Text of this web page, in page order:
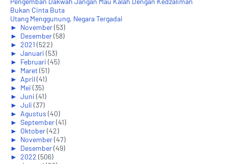
Bukan Cinta Buta
Utang Menggunung, Negara Tergadai
► November(53)
► Desember(58)
► 2021 (522)
► Januari (53)
► Februari (45)
► Maret(51)
► April(41)
► Mei (35)
► Juni (41)
► Juli (37)
► Agustus (40)
► September(41)
► Oktober(42)
► November(47)
► Desember(49)
► 2022 (506)